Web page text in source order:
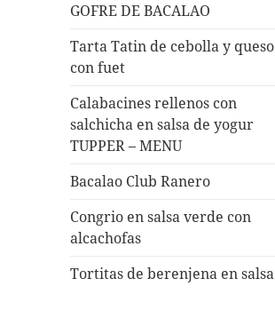
GOFRE DE BACALAO
Tarta Tatin de cebolla y queso
con fuet
Calabacines rellenos con
salchicha en salsa de yogur
TUPPER – MENU
Bacalao Club Ranero
Congrio en salsa verde con
alcachofas
Tortitas de berenjena en salsa